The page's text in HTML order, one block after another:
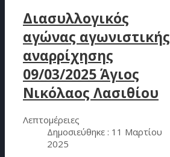
Διασυλλογικός
αγώνας αγωνιστικής
αναρρίχησης
09/03/2025 Άγιος
Νικόλαος Λασιθίου
Λεπτομέρειες
Δημοσιεύθηκε : 11 Μαρτίου
2025